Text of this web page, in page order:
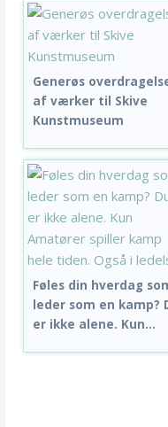
Generøs
af værker til Skive
Kunstmuseum
Føles din hverdag
leder som en kamp?
er ikke alene. Kun...